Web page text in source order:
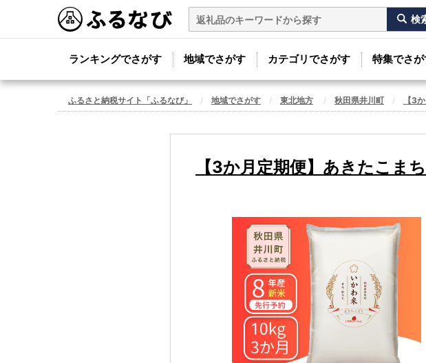
ランキングでさがす 地域でさがす カテゴリでさがす 特集でさ
ふるさと納税サイト「ふるなび」 地域でさがす 東北地方 秋田県井川町 【3
【3か月定期便】あきたこま